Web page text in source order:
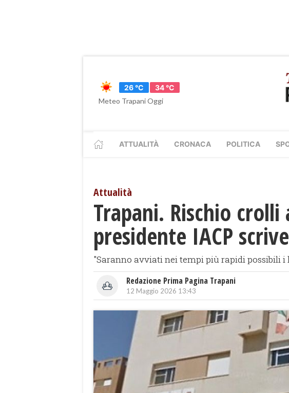
26 °C
34 °C
Meteo Trapani Oggi
ATTUALITÀ CRONACA POLITICA
Attualità
Trapani. Rischio
presidente IACP
"Saranno avviati nei tempi più rapidi possibili
Redazione Prima Pagina Trapani
12 Maggio 2026 13:43